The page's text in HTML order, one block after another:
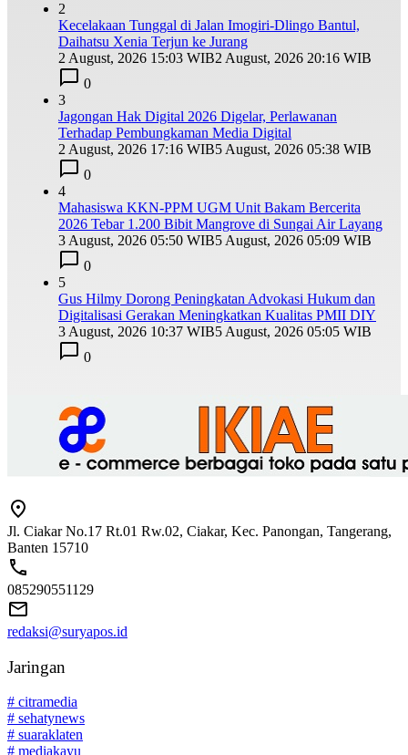
2
Kecelakaan Tunggal di Jalan Imogiri-Dlingo Bantul,
Daihatsu Xenia Terjun ke Jurang
2 August, 2026 15:03 WIB2 August, 2026 20:16 WIB
0
3
Jagongan Hak Digital 2026 Digelar, Perlawanan
Terhadap Pembungkaman Media Digital
2 August, 2026 17:16 WIB5 August, 2026 05:38 WIB
0
4
Mahasiswa KKN-PPM UGM Unit Bakam Bercerita
2026 Tebar 1.200 Bibit Mangrove di Sungai Air Layang
3 August, 2026 05:50 WIB5 August, 2026 05:09 WIB
0
5
Gus Hilmy Dorong Peningkatan Advokasi Hukum dan
Digitalisasi Gerakan Meningkatkan Kualitas PMII DIY
3 August, 2026 10:37 WIB5 August, 2026 05:05 WIB
0
Jl. Ciakar No.17 Rt.01 Rw.02, Ciakar, Kec. Panongan, Tangerang,
Banten 15710
085290551129
redaksi@suryapos.id
Jaringan
# citramedia
# sehatynews
# suaraklaten
# mediakayu